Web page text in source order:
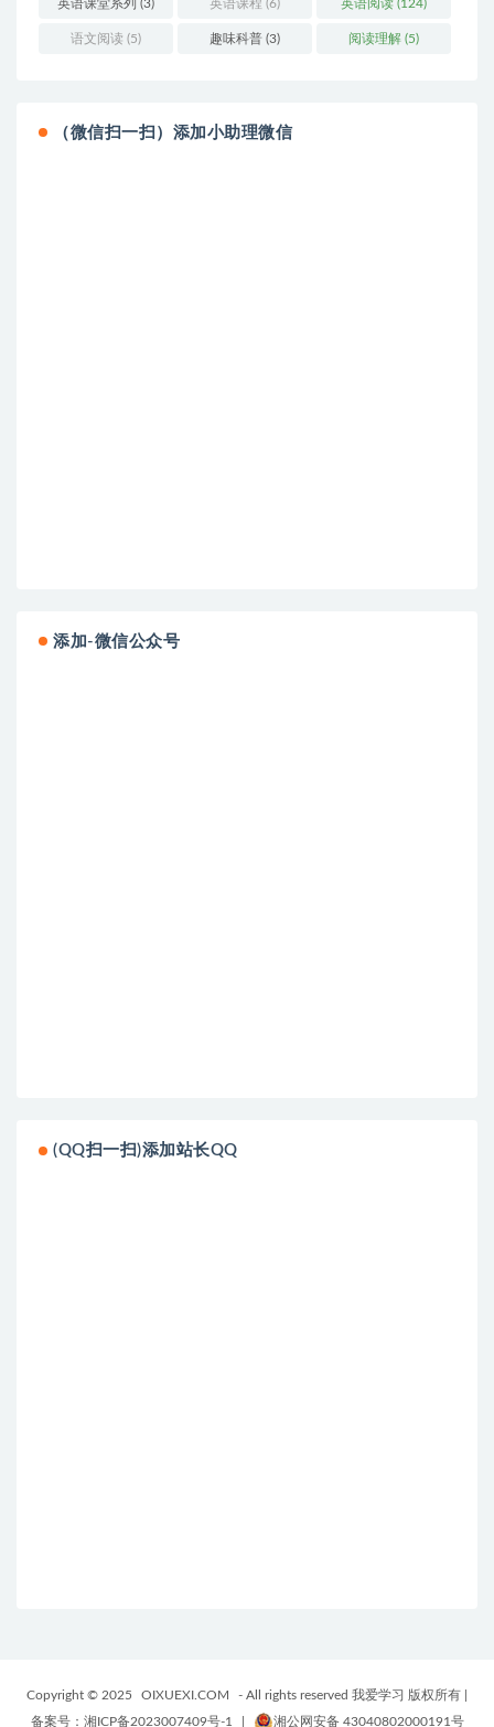
英语课堂系列 (3) 英语课程 (6) 英语阅读 (124)
语文阅读 (5) 趣味科普 (3) 阅读理解 (5)
（微信扫一扫）添加小助理微信
添加-微信公众号
(QQ扫一扫)添加站长QQ
Copyright © 2025 OIXUEXI.COM - All rights reserved 我爱学习 版权所有
备案号：湘ICP备2023007409号-1
湘公网安备 43040802000191号